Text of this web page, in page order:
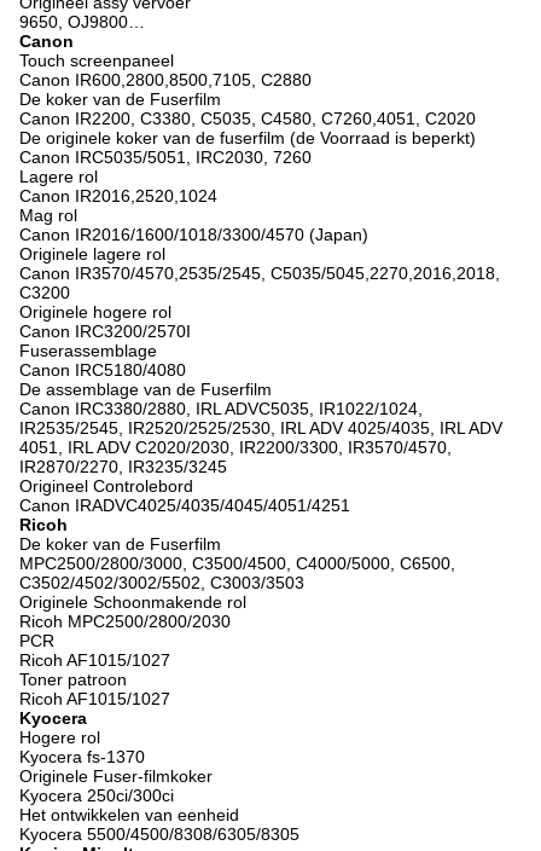
9650, OJ9800…
Canon
Touch screenpaneel
Canon IR600,2800,8500,7105, C2880
De koker van de Fuserfilm
Canon IR2200, C3380, C5035, C4580, C7260,4051, C2020
De originele koker van de fuserfilm (de Voorraad is beperkt)
Canon IRC5035/5051, IRC2030, 7260
Lagere rol
Canon IR2016,2520,1024
Mag rol
Canon IR2016/1600/1018/3300/4570 (Japan)
Originele lagere rol
Canon IR3570/4570,2535/2545, C5035/5045,2270,2016,2018,
C3200
Originele hogere rol
Canon IRC3200/2570I
Fuserassemblage
Canon IRC5180/4080
De assemblage van de Fuserfilm
Canon IRC3380/2880, IRL ADVC5035, IR1022/1024,
IR2535/2545, IR2520/2525/2530, IRL ADV 4025/4035, IRL ADV
4051, IRL ADV C2020/2030, IR2200/3300, IR3570/4570,
IR2870/2270, IR3235/3245
Origineel Controlebord
Canon IRADVC4025/4035/4045/4051/4251
Ricoh
De koker van de Fuserfilm
MPC2500/2800/3000, C3500/4500, C4000/5000, C6500,
C3502/4502/3002/5502, C3003/3503
Originele Schoonmakende rol
Ricoh MPC2500/2800/2030
PCR
Ricoh AF1015/1027
Toner patroon
Ricoh AF1015/1027
Kyocera
Hogere rol
Kyocera fs-1370
Originele Fuser-filmkoker
Kyocera 250ci/300ci
Het ontwikkelen van eenheid
Kyocera 5500/4500/8308/6305/8305